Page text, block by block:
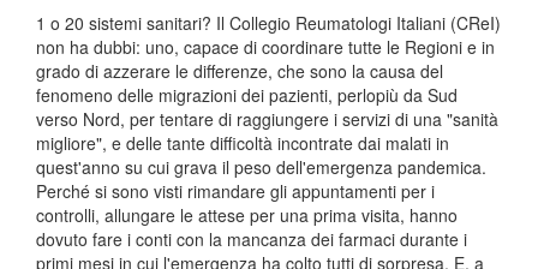
1 o 20 sistemi sanitari? Il Collegio Reumatologi Italiani (CReI)
non ha dubbi: uno, capace di coordinare tutte le Regioni e in
grado di azzerare le differenze, che sono la causa del
fenomeno delle migrazioni dei pazienti, perlopiù da Sud
verso Nord, per tentare di raggiungere i servizi di una "sanità
migliore", e delle tante difficoltà incontrate dai malati in
quest'anno su cui grava il peso dell'emergenza pandemica.
Perché si sono visti rimandare gli appuntamenti per i
controlli, allungare le attese per una prima visita, hanno
dovuto fare i conti con la mancanza dei farmaci durante i
primi mesi in cui l'emergenza ha colto tutti di sorpresa. E, a